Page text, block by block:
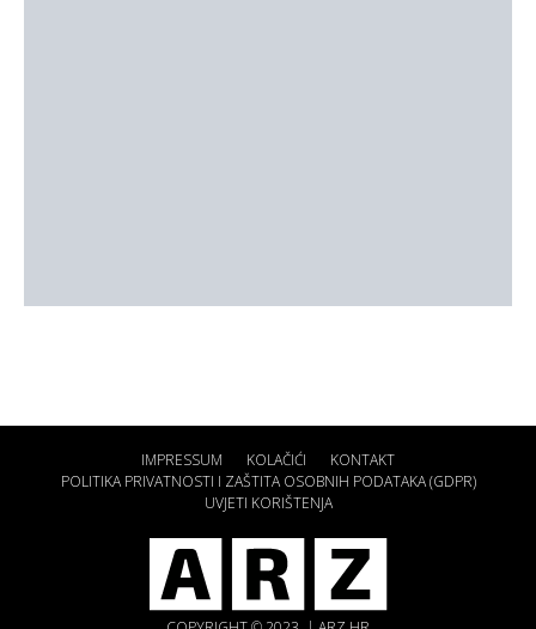
IMPRESSUM KOLAČIĆI
KONTAKT
POLITIKA PRIVATNOSTI I ZAŠTITA OSOBNIH PODATAKA (GDPR)
UVJETI KORIŠTENJA